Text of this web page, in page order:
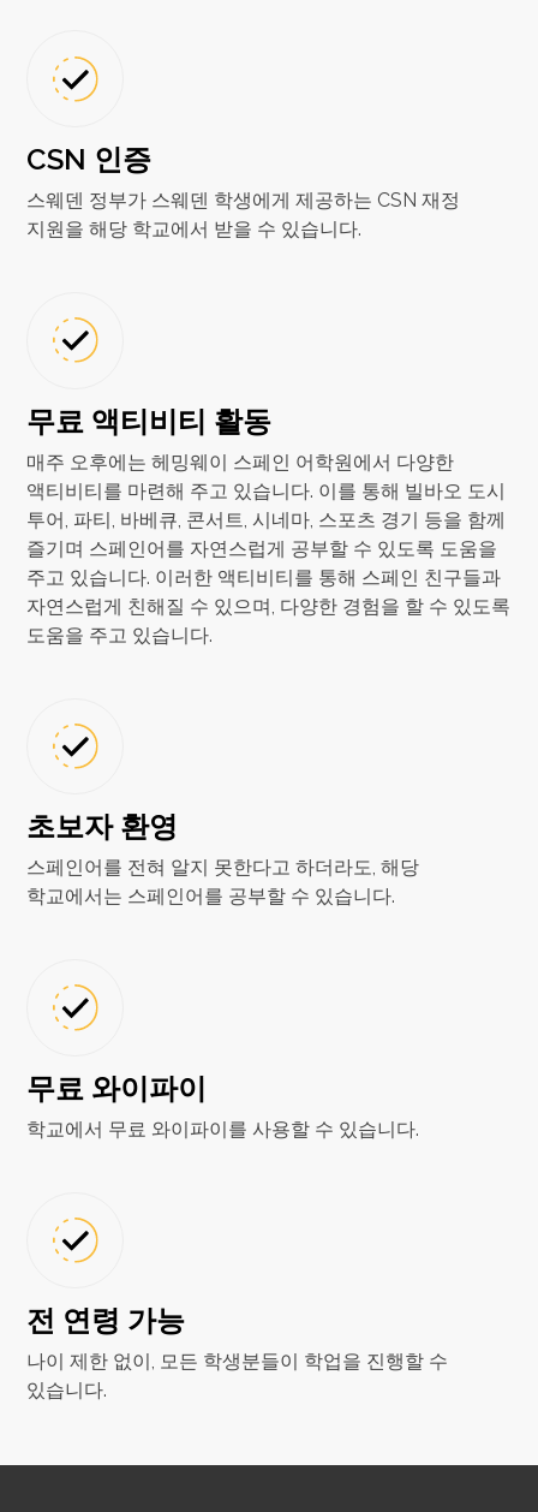
CSN 인증
스웨덴 정부가 스웨덴 학생에게 제공하는 CSN 재정
지원을 해당 학교에서 받을 수 있습니다.
무료 액티비티 활동
매주 오후에는 헤밍웨이 스페인 어학원에서 다양한
액티비티를 마련해 주고 있습니다. 이를 통해 빌바오 도시
투어, 파티, 바베큐, 콘서트, 시네마, 스포츠 경기 등을 함께
즐기며 스페인어를 자연스럽게 공부할 수 있도록 도움을
주고 있습니다. 이러한 액티비티를 통해 스페인 친구들과
자연스럽게 친해질 수 있으며, 다양한 경험을 할 수 있도록
도움을 주고 있습니다.
초보자 환영
스페인어를 전혀 알지 못한다고 하더라도, 해당
학교에서는 스페인어를 공부할 수 있습니다.
무료 와이파이
학교에서 무료 와이파이를 사용할 수 있습니다.
전 연령 가능
나이 제한 없이, 모든 학생분들이 학업을 진행할 수
있습니다.